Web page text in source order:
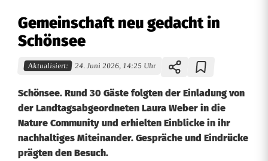
Gemeinschaft neu gedacht in
Schönsee
Aktualisiert: 24. Juni 2026, 14:25 Uhr
Schönsee. Rund 30 Gäste folgten der Einladung von
der Landtagsabgeordneten Laura Weber in die
Nature Community und erhielten Einblicke in ihr
nachhaltiges Miteinander. Gespräche und Eindrücke
prägten den Besuch.